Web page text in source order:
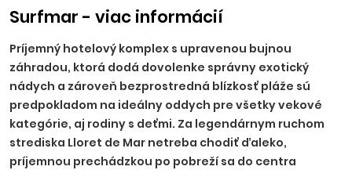
Surfmar - viac informácií
Príjemný hotelový komplex s upravenou bujnou
záhradou, ktorá dodá dovolenke správny exotický
nádych a zároveň bezprostredná blízkosť pláže sú
predpokladom na ideálny oddych pre všetky vekové
kategórie, aj rodiny s deťmi. Za legendárnym ruchom
strediska Lloret de Mar netreba chodiť ďaleko,
príjemnou prechádzkou po pobreží sa do centra